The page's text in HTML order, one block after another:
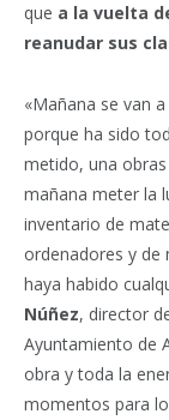
que a la vuelta
reanudar sus
«Mañana se van
porque ha sido
metido, una
mañana meter la
inventario de
ordenadores y de
haya habido
Núñez, director
Ayuntamiento de
obra y toda la
momentos para